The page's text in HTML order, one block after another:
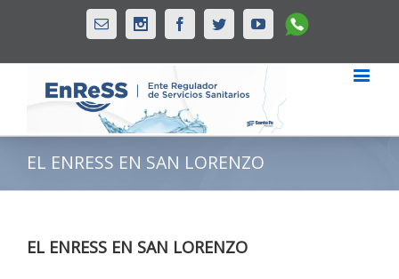
Email InstagramFacebookTwitterYoutubeWhatsapp
EL ENRESS EN SAN LORENZO
EL ENRESS EN SAN LORENZO